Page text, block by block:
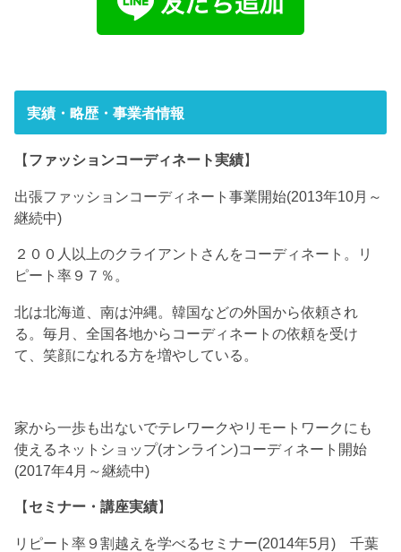
実績・略歴・事業者情報
【 ファッションコーディネート実績】
出張ファッションコーディネート事業開始(2013年10月～
継続中)
２００人以上のクライアントさんをコーディネート。リ
ピート率９７％。
北は北海道、南は沖縄。韓国などの外国から依頼され
る。毎月、全国各地からコーディネートの依頼を受け
て、笑顔になれる方を増やしている。
家から一歩も出ないでテレワークやリモートワークにも
使えるネットショップ(オンライン)コーディネート開始
(2017年4月～継続中)
【セミナー・講座実績】
リピート率９割越えを学べるセミナー(2014年5月) 千葉